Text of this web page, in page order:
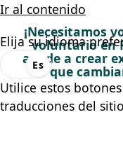
Ir al contenido
¡Necesitamos
voluntario en
ayude a crear
que
Elija su idioma
Es
Utilice estos
traducciones del